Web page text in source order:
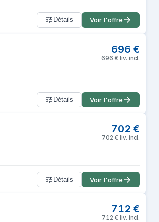
Détails Voir l'offre
696 €
696 € liv. incl.
Détails Voir l'offre
702 €
702 € liv. incl.
Détails Voir l'offre
712 €
712 € liv. incl.